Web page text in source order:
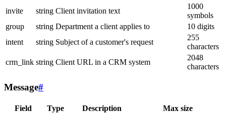
invite
string Client invitation text
1000
symbols
group
string Department a client applies to
10 digits
intent
string Subject of a customer's request
255
characters
crm_link string Client URL in a CRM system
2048
characters
Message#
Field Type Description Max size